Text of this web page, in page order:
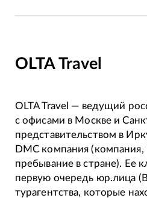
OLTA Travel
OLTA Travel — ведущий
c офисами в Москве и
представительством в
DMC компания (компания,
пребывание в стране). Ее
первую очередь юр.лица
турагентства, которые